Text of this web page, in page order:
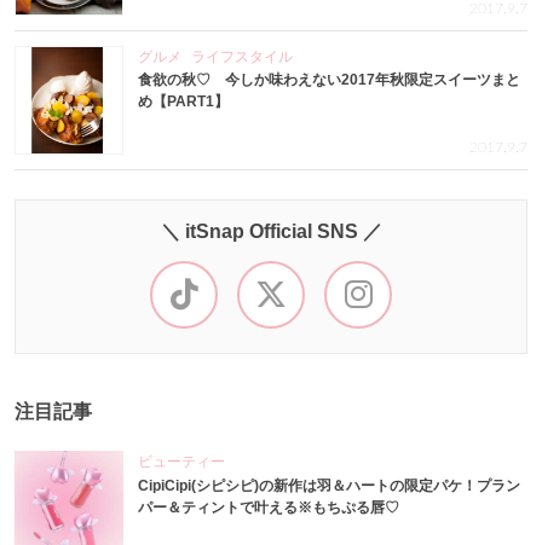
2017.9.7
グルメ
ライフスタイル
食欲の秋♡ 今しか味わえない2017年秋限定スイーツまと
め【PART1】
2017.9.7
＼ itSnap Official SNS ／
注目記事
ビューティー
CipiCipi(シピシピ)の新作は羽＆ハートの限定パケ！プラン
パー＆ティントで叶える※もちぷる唇♡